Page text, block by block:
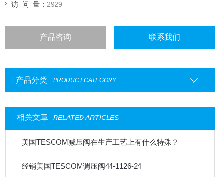
访 问 量： 2929
产品咨询 联系我们
产品分类 PRODUCT CATEGORY
相关文章 RELATED ARTICLES
美国TESCOM减压阀在生产工艺上有什么特殊？
经销美国TESCOM调压阀44-1126-24